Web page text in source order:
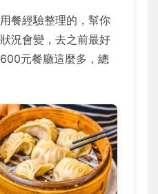
餐經驗整理的，幫你
況會變，去之前最好
元餐廳這麼多，總